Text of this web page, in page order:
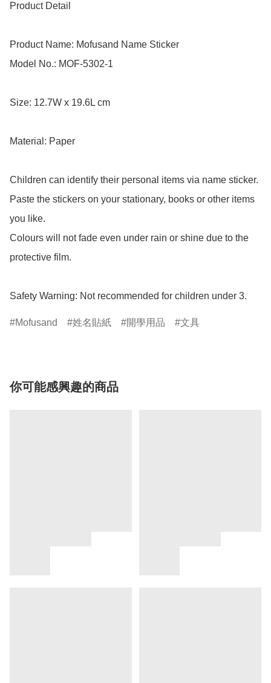
Product Detail
Product Name: Mofusand Name Sticker
Model No.: MOF-5302-1
Size: 12.7W x 19.6L cm
Material: Paper
Children can identify their personal items via name sticker.
Paste the stickers on your stationary, books or other items
you like.
Colours will not fade even under rain or shine due to the
protective film.
Safety Warning: Not recommended for children under 3.
Mofusand 姓名貼紙 開學用品 文具
你可能感興趣的商品